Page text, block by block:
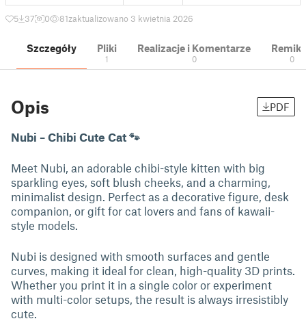
5 37 0 81zaktualizowano 3 kwietnia 2026
Szczegóły Pliki
1
Realizacje i Komentarze
0 0
Opis PDF
Nubi – Chibi Cute Cat 🐾
Meet Nubi, an adorable chibi-style kitten with big
sparkling eyes, soft blush cheeks, and a charming,
minimalist design. Perfect as a decorative figure, desk
companion, or gift for cat lovers and fans of kawaii-
style models.
Nubi is designed with smooth surfaces and gentle
curves, making it ideal for clean, high-quality 3D prints.
Whether you print it in a single color or experiment
with multi-color setups, the result is always irresistibly
cute.